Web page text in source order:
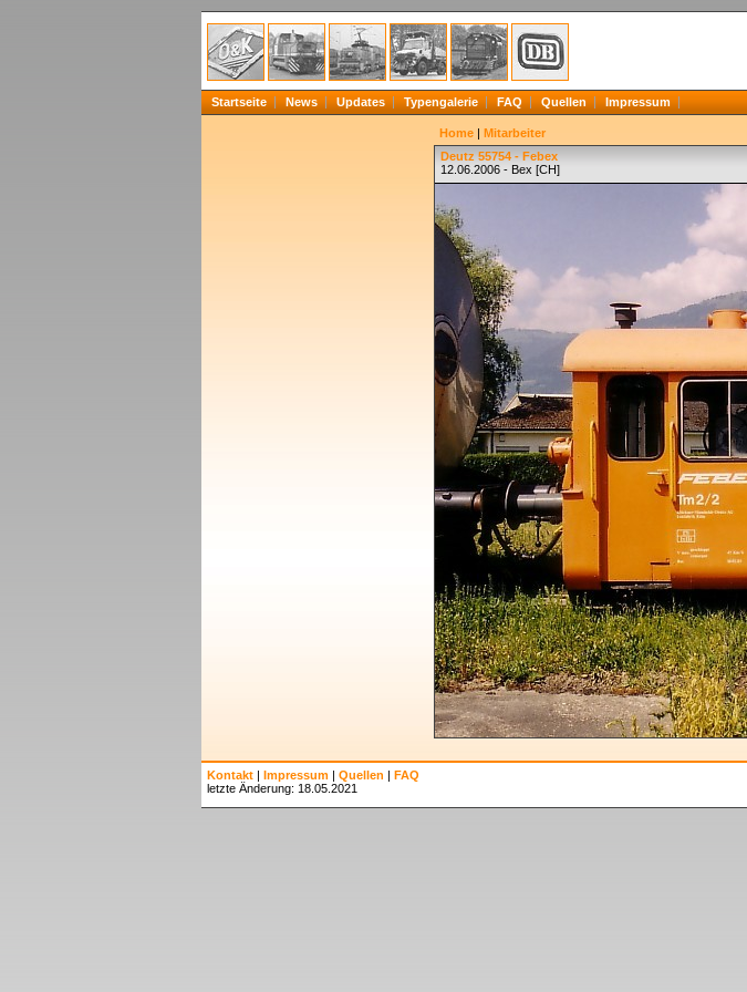
Startseite News Updates Typengalerie FAQ Quellen Impressum
Home | Mitarbeiter
Deutz 55754 - Febex
12.06.2006 - Bex [CH]
Kontakt | Impressum | Quellen | FAQ
letzte Änderung: 18.05.2021